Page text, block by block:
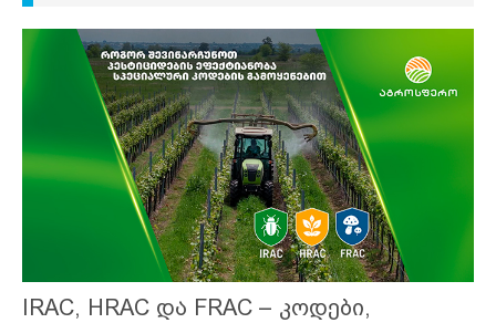
IRAC, HRAC და FRAC – კოდები,